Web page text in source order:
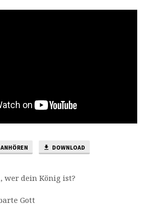
ANHÖREN DOWNLOAD
wer dein König ist?
Gott